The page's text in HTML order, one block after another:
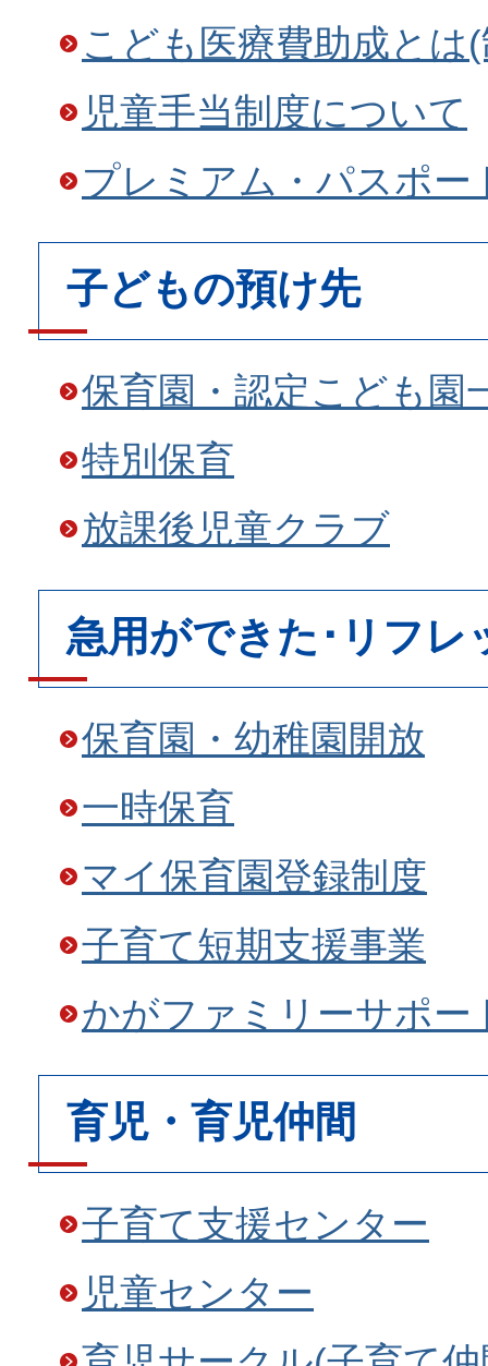
こども医療費助成とは
児童手当制度について
プレミアム・パスポー
子どもの預け先
保育園・認定こども園
特別保育
放課後児童クラブ
急用ができた･リフレ
保育園・幼稚園開放
一時保育
マイ保育園登録制度
子育て短期支援事業
かがファミリーサポー
育児・育児仲間
子育て支援センター
児童センター